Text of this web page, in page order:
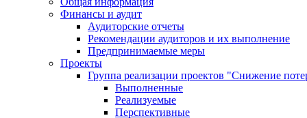
Финансы и аудит
Аудиторские отчеты
Рекомендации аудиторов и их выполнение
Предпринимаемые меры
Проекты
Группа реализации проектов "Снижение
Выполненные
Реализуемые
Перспективные